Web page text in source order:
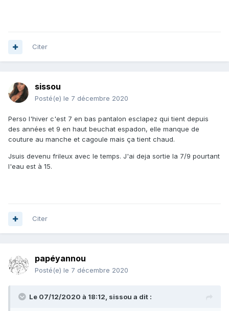
Citer
sissou
Posté(e) le 7 décembre 2020
Perso l'hiver c'est 7 en bas pantalon esclapez qui tient depuis
des années et 9 en haut beuchat espadon, elle manque de
couture au manche et cagoule mais ça tient chaud.
Jsuis devenu frileux avec le temps. J'ai deja sortie la 7/9 pourtant
l'eau est à 15.
Citer
papéyannou
Posté(e) le 7 décembre 2020
Le 07/12/2020 à 18:12, sissou a dit :